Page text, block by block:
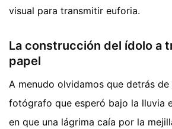
visual para transmitir euforia.
La construcción del ídolo a
papel
A menudo olvidamos que detrás
fotógrafo que esperó bajo la lluvia
en que una lágrima caía por la